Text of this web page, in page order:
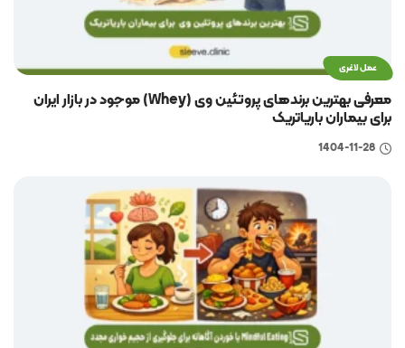
عمل لاغری
معرفی بهترین برندهای پروتئین وی (Whey) موجود در بازار ایران
برای بیماران باریاتریک
1404-11-28